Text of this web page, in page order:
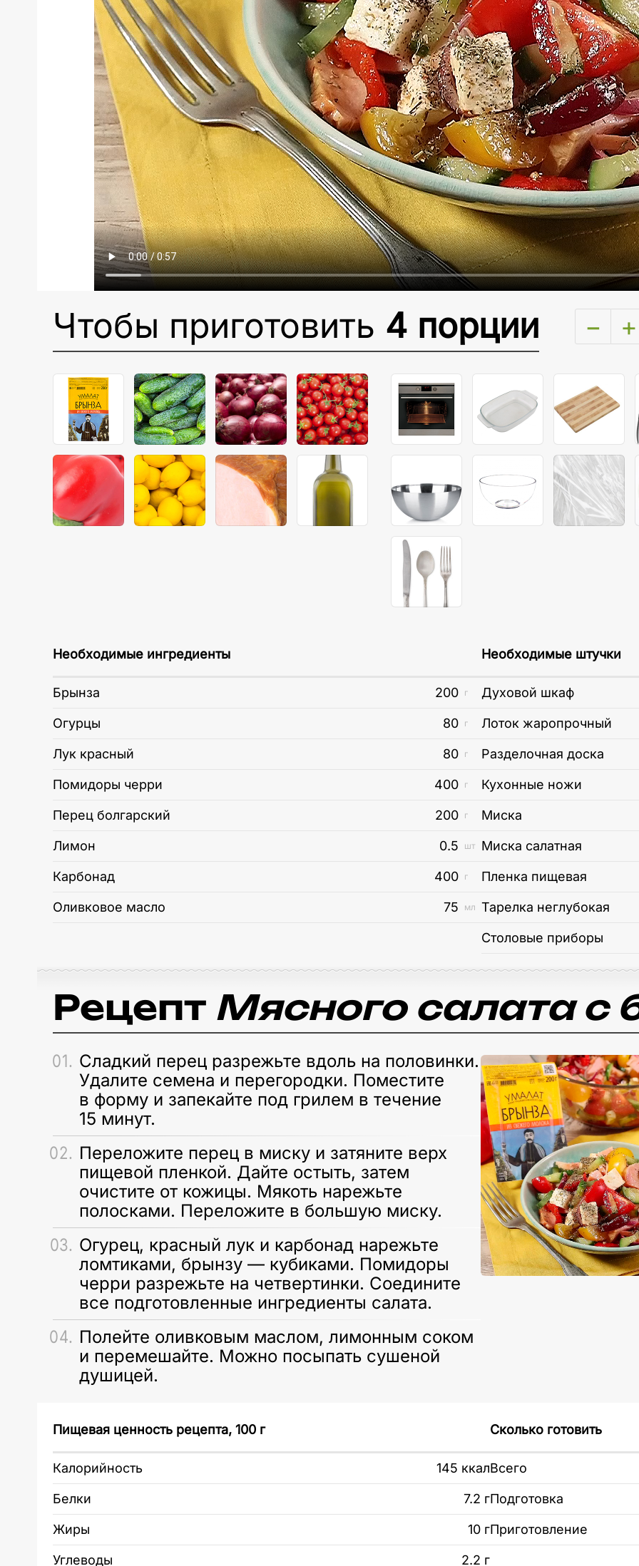
Чтобы приготовить 4 порции − +
Необходимые ингредиенты
Брынза 200 г
Огурцы 80 г
Лук красный 80 г
Помидоры черри 400 г
Перец болгарский 200 г
Лимон 0.5 шт
Карбонад 400 г
Оливковое масло 75 мл
Необходимые штучки
Духовой шкаф
Лоток жаропрочный
Разделочная доска
Кухонные ножи
Миска
Миска салатная
Пленка пищевая
Тарелка неглубокая
Столовые приборы
Рецепт Мясного салата с
Сладкий перец разрежьте вдоль на половинки.
Удалите семена и перегородки. Поместите
в форму и запекайте под грилем в течение
15 минут.
Переложите перец в миску и затяните верх
пищевой пленкой. Дайте остыть, затем
очистите от кожицы. Мякоть нарежьте
полосками. Переложите в большую миску.
Огурец, красный лук и карбонад нарежьте
ломтиками, брынзу — кубиками. Помидоры
черри разрежьте на четвертинки. Соедините
все подготовленные ингредиенты салата.
Полейте оливковым маслом, лимонным соком
и перемешайте. Можно посыпать сушеной
душицей.
Пищевая ценность рецепта, 100 г
Калорийность 145 ккал
Белки 7.2 г
Жиры 10 г
Углеводы 2.2 г
Сколько готовить
Всего
Подготовка
Приготовление